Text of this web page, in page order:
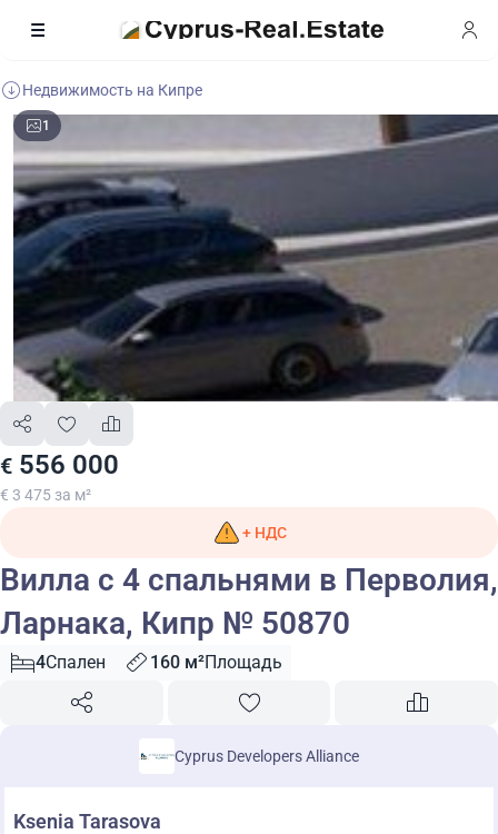
Недвижимость на Кипре
1
€ 556 000
€ 3 475 за м²
+ НДС
Вилла с 4 спальнями в Перволия,
Ларнака, Кипр № 50870
4Спален 160 м²Площадь
Cyprus Developers Alliance
Ksenia Tarasova